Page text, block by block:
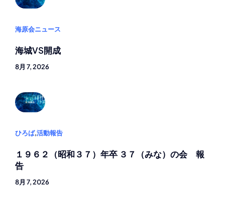
海原会ニュース
海城VS開成
8月 7, 2026
ひろば,活動報告
１９６２（昭和３７）年卒 ３７（みな）の会 報
告
8月 7, 2026